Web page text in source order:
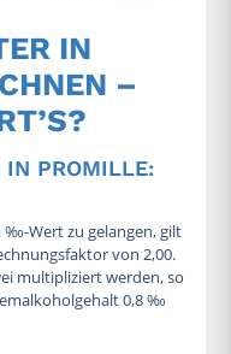
IN
–
IN PROMILLE:
‰-Wert zu gelangen, gilt
von 2,00.
multipliziert werden, so
0,8 ‰